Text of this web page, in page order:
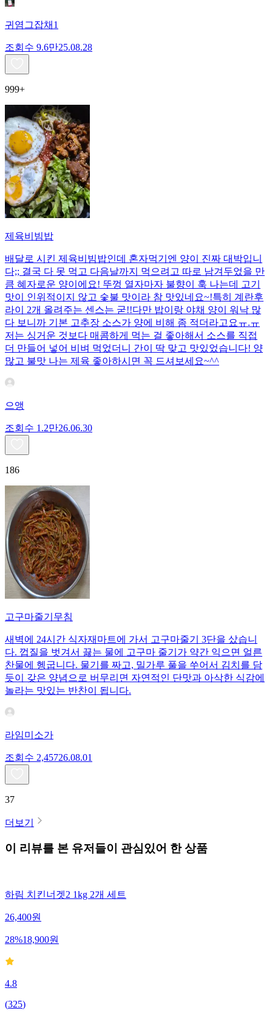
귀염그잡채1
조회수 9.6만25.08.28
999+
제육비빔밥
배달로 시킨 제육비빔밥인데 혼자먹기엔 양이 진짜 대박입니
다;; 결국 다 못 먹고 다음날까지 먹으려고 따로 남겨두었을 만
큼 혜자로운 양이에요! 뚜껑 열자마자 불향이 훅 나는데 고기
맛이 인위적이지 않고 숯불 맛이라 참 맛있네요~!특히 계란후
라이 2개 올려주는 센스는 굳!! ​다만 밥이랑 야채 양이 워낙 많
다 보니까 기본 고추장 소스가 양에 비해 좀 적더라고요ㅠ.ㅠ
저는 싱거운 것보다 매콤하게 먹는 걸 좋아해서 소스를 직접
더 만들어 넣어 비벼 먹었더니 간이 딱 맞고 맛있었습니다! 양
많고 불맛 나는 제육 좋아하시면 꼭 드셔보세요~^^
으앵
조회수 1.2만26.06.30
186
고구마줄기무침
새벽에 24시간 식자재마트에 가서 고구마줄기 3단을 샀습니
다. 껍질을 벗겨서 끓는 물에 고구마 줄기가 약간 익으면 얼른
찬물에 헹굽니다. 물기를 짜고, 밀가루 풀을 쑤어서 김치를 담
듯이 갖은 양념으로 버무리면 자연적인 단맛과 아삭한 식감에
놀라는 맛있는 반찬이 됩니다.
라임미소가
조회수 2,45726.08.01
37
더보기
이 리뷰를 본 유저들이 관심있어 한 상품
하림 치킨너겟2 1kg 2개 세트
26,400원
28%18,900원
4.8
(325)